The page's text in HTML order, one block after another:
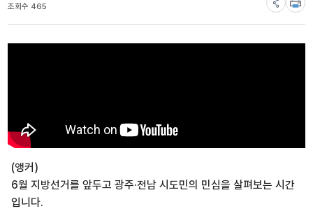
조회수 465
(앵커)
6월 지방선거를 앞두고 광주·전남 시도민의 민심을 살펴보는 시간
입니다.